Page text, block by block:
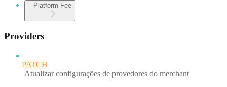
Platform Fee
Providers
PATCH
Atualizar configurações de provedores do merchant